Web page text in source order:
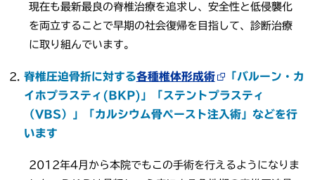
現在も最新最良の脊椎治療を追求し、安全性と低侵襲化
を両立することで早期の社会復帰を目指して、診断治療
に取り組んでいます。
脊椎圧迫骨折に対する各種椎体形成術
「バルーン・カ
イホプラスティ(BKP)」「ステントプラスティ
（VBS）」「カルシウム骨ペースト注入術」などを行
います
2012年4月から本院でもこの手術を行えるようになりま